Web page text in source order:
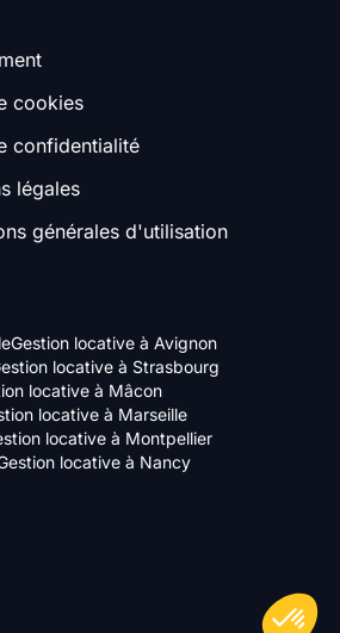
cookies
confidentialité
légales
générales d'utilisation
Gestion locative à Avignon
locative à Strasbourg
locative à Mâcon
locative à Marseille
locative à Montpellier
locative à Nancy
Consentement : Personnalisez vos Options
d'adapter et de gérer vos